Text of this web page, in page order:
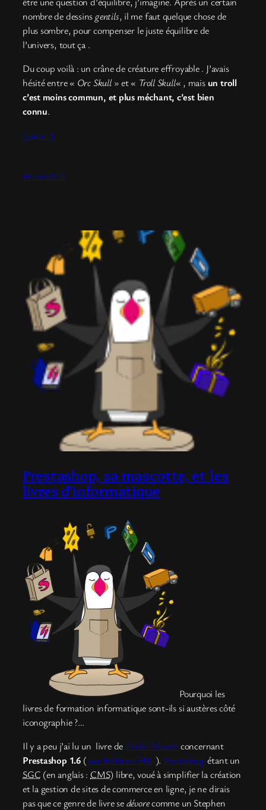
nombre de dessinsgentils, il me faut quelque chose de
plus sombre, pour compenser le juste équilibre de
l’univers, tout ça .
Du coup voilà : un crâne de créature effroyable . J’avais
hésité entre « Orc Skull» et « Troll Skull« , mais un troll
c’est moins commun, et plus méchant, c’est bien
connu.
(suite…)
14 mars 2016
Prestashop, sa mascotte, et les
livres d’informatique
Pourquoi les
livres de formation informatique sont-ils si austères côté
iconographie ?…
Il y a peu j’ai lu un livre de Didier Mazierconcernant
Prestashop 1.6(aux Editions ENI ). Prestashopétant un
SGC (en anglais : CMS) libre, voué à simplifier la création
et la gestion de sites de commerce en ligne, je ne dirais
pas que ce genre de livre sedévorecomme un Stephen